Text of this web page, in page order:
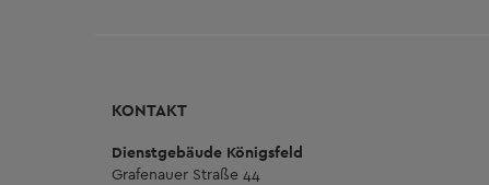
KONTAKT
Dienstgebäude Königsfeld
Grafenauer Straße 44